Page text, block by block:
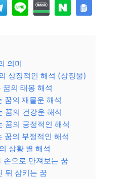
의미
상징적인 해석 (상징물)
꿈의 태몽 해석
꿈의 재물운 해석
꿈의 건강운 해석
꿈의 긍정적인 해석
꿈의 부정적인 해석
상황 별 해석
손으로 만져보는 꿈
뒤 삼키는 꿈